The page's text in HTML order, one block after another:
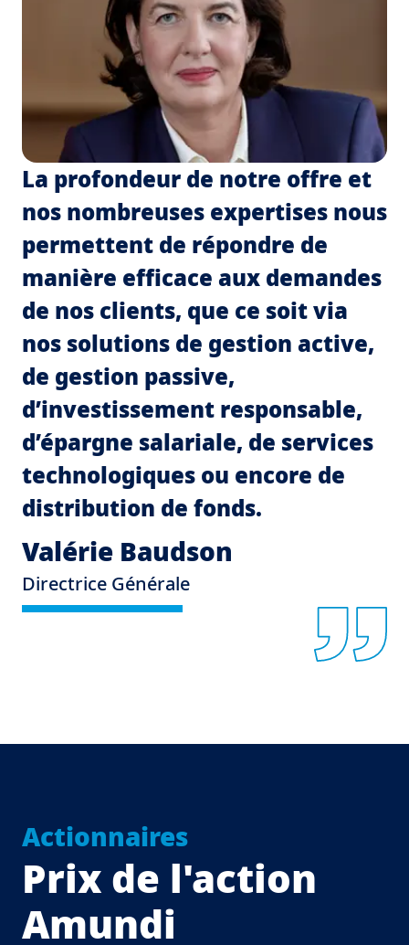
Valérie Baudson
Directrice Générale
La profondeur de notre offre et
nos nombreuses expertises nous
permettent de répondre de
manière efficace aux demandes
de nos clients, que ce soit via
nos solutions de gestion active,
de gestion passive,
d’investissement responsable,
d’épargne salariale, de services
technologiques ou encore de
distribution de fonds.
Actionnaires
Prix de l'action
Amundi